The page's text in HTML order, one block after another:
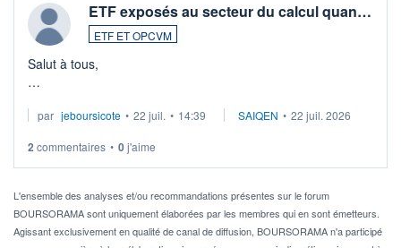
ETF exposés au secteur du calcul quan…
ETF ET OPCVM
Salut à tous,
via un ETF plutôt que des actions individuelles.
Idéalement, je voudrais qu'il soit éligible au PEA.
Pour l' ...
par jeboursicote • 22 juil. • 14:39 SAIQEN • 22 juil. 2026
2 commentaires • 0j'aime
L'ensemble des analyses et/ou recommandations présentes sur le forum
BOURSORAMA sont uniquement élaborées par les membres qui en sont émetteurs.
Agissant exclusivement en qualité de canal de diffusion, BOURSORAMA n'a participé